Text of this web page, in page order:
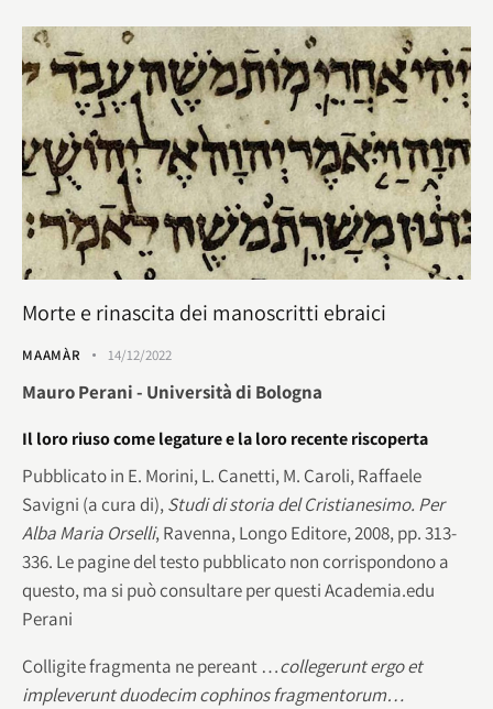
Morte e rinascita dei manoscritti ebraici
MAAMÀR 14/12/2022
Mauro Perani - Università di Bologna
Il loro riuso come legature e la loro recente riscoperta
Pubblicato in E. Morini, L. Canetti, M. Caroli, Raffaele
Savigni (a cura di),Studi di storia del Cristianesimo. Per
Alba Maria Orselli, Ravenna, Longo Editore, 2008, pp. 313-
336. Le pagine del testo pubblicato non corrispondono a
questo, ma si può consultare per questi Academia.edu
Perani
Colligite fragmenta ne pereant …collegerunt ergo et
impleveruntduodecim cophinos fragmentorum…